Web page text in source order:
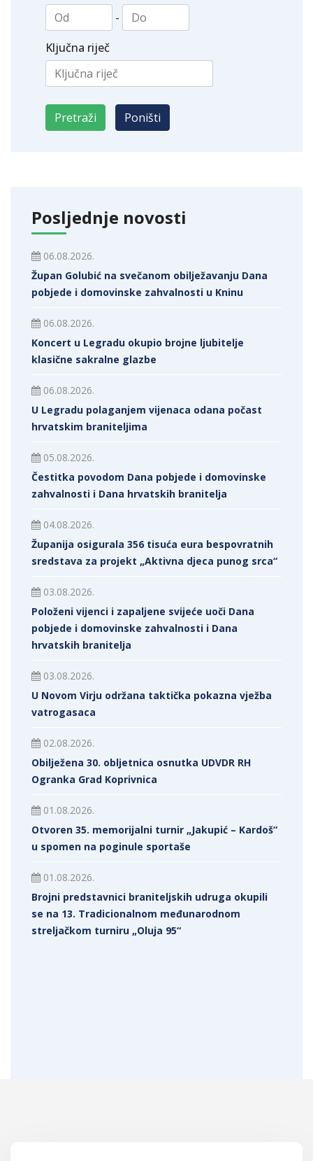
-
Ključna riječ
Posljednje novosti
06.08.2026.
Župan Golubić na svečanom obilježavanju Dana
pobjede i domovinske zahvalnosti u Kninu
06.08.2026.
Koncert u Legradu okupio brojne ljubitelje
klasične sakralne glazbe
06.08.2026.
U Legradu polaganjem vijenaca odana počast
hrvatskim braniteljima
05.08.2026.
Čestitka povodom Dana pobjede i domovinske
zahvalnosti i Dana hrvatskih branitelja
04.08.2026.
Županija osigurala 356 tisuća eura bespovratnih
sredstava za projekt „Aktivna djeca punog srca“
03.08.2026.
Položeni vijenci i zapaljene svijeće uoči Dana
pobjede i domovinske zahvalnosti i Dana
hrvatskih branitelja
03.08.2026.
U Novom Virju održana taktička pokazna vježba
vatrogasaca
02.08.2026.
Obilježena 30. obljetnica osnutka UDVDR RH
Ogranka Grad Koprivnica
01.08.2026.
Otvoren 35. memorijalni turnir „Jakupić – Kardoš“
u spomen na poginule sportaše
01.08.2026.
Brojni predstavnici braniteljskih udruga okupili
se na 13. Tradicionalnom međunarodnom
streljačkom turniru „Oluja 95“